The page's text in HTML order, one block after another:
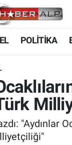
POLİTİKA
"Aydınlar
Durumu ve